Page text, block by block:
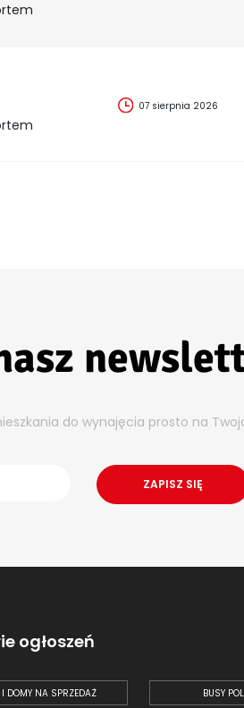
07 sierpnia 2026
do wynajęcia prosto na
ogłoszeń
DOMY NA SPRZEDAŻ BUSY